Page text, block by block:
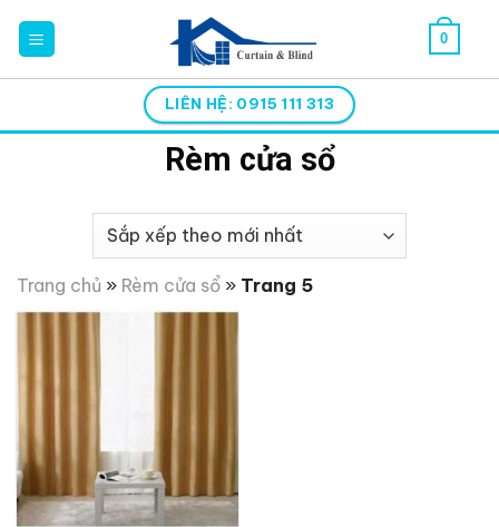
content
0
LIÊN HỆ: 0915 111 313
Rèm cửa sổ
Trang chủ » Rèm cửa sổ » Trang 5